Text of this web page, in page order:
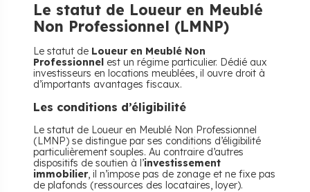
Le statut de Loueur en Meublé
Non Professionnel (LMNP)
Le statut de Loueur en Meublé Non
Professionnel est un régime particulier. Dédié aux
investisseurs en locations meublées, il ouvre droit à
d’importants avantages fiscaux.
Les conditions d’éligibilité
Le statut de Loueur en Meublé Non Professionnel
(LMNP) se distingue par ses conditions d’éligibilité
particulièrement souples. Au contraire d’autres
dispositifs de soutien à l’investissement
immobilier, il n’impose pas de zonage et ne fixe pas
de plafonds (ressources des locataires, loyer).